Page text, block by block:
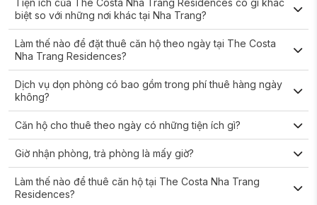
biệt so với những nơi khác tại Nha Trang?
Làm thế nào để đặt thuê căn hộ theo ngày tại The Costa
Nha Trang Residences?
Dịch vụ dọn phòng có bao gồm trong phí thuê hàng ngày
không?
Căn hộ cho thuê theo ngày có những tiện ích gì?
Giờ nhận phòng, trả phòng là mấy giờ?
Làm thế nào để thuê căn hộ tại The Costa Nha Trang
Residences?